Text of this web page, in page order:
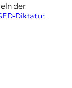
der
Diktatur.